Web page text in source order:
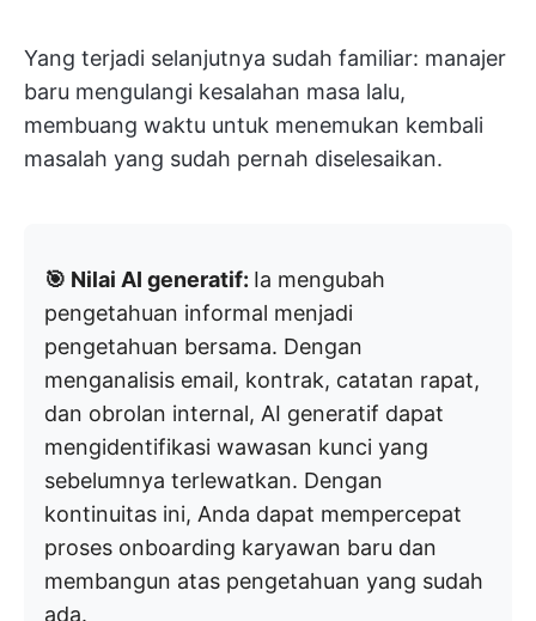
Yang terjadi selanjutnya sudah familiar: manajer
baru mengulangi kesalahan masa lalu,
membuang waktu untuk menemukan kembali
masalah yang sudah pernah diselesaikan.
🎯 Nilai AI generatif: Ia mengubah
pengetahuan informal menjadi
pengetahuan bersama. Dengan
menganalisis email, kontrak, catatan rapat,
dan obrolan internal, AI generatif dapat
mengidentifikasi wawasan kunci yang
sebelumnya terlewatkan. Dengan
kontinuitas ini, Anda dapat mempercepat
proses onboarding karyawan baru dan
membangun atas pengetahuan yang sudah
ada.